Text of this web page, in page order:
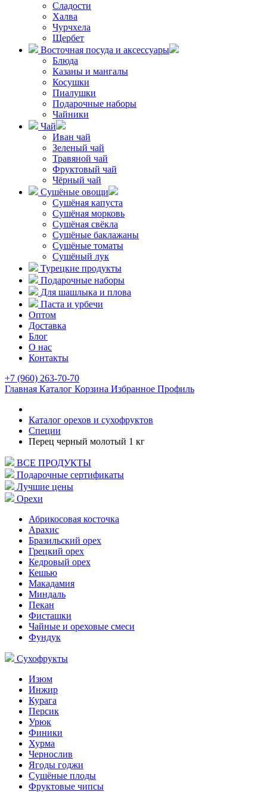
Сладости
Халва
Чурчхела
Щербет
Восточная посуда и аксессуары
Блюда
Казаны и мангалы
Косушки
Пиалушки
Подарочные наборы
Чайники
Чай
Иван чай
Зеленый чай
Травяной чай
Фруктовый чай
Чёрный чай
Сушёные овощи
Сушёная капуста
Сушёная морковь
Сушёная свёкла
Сушёные баклажаны
Сушёные томаты
Сушёный лук
Турецкие продукты
Подарочные наборы
Для шашлыка и плова
Паста и урбечи
Оптом
Доставка
Блог
О нас
Контакты
+7 (960) 263-70-70
Главная Каталог Корзина Избранное Профиль
Каталог орехов и сухофруктов
Специи
Перец черный молотый 1 кг
ВСЕ ПРОДУКТЫ
Подарочные сертификаты
Лучшие цены
Орехи
Абрикосовая косточка
Арахис
Бразильский орех
Грецкий орех
Кедровый орех
Кешью
Макадамия
Миндаль
Пекан
Фисташки
Чайные и ореховые смеси
Фундук
Сухофрукты
Изюм
Инжир
Курага
Персик
Урюк
Финики
Хурма
Чернослив
Ягоды годжи
Сушёные плоды
Фруктовые чипсы